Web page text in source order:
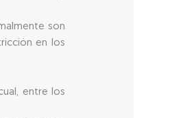
son
en los
entre los